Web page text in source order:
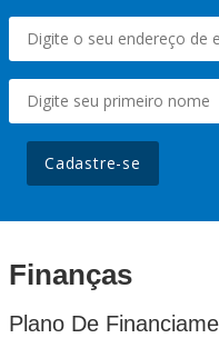
Cadastre-se
Finanças
Plano De